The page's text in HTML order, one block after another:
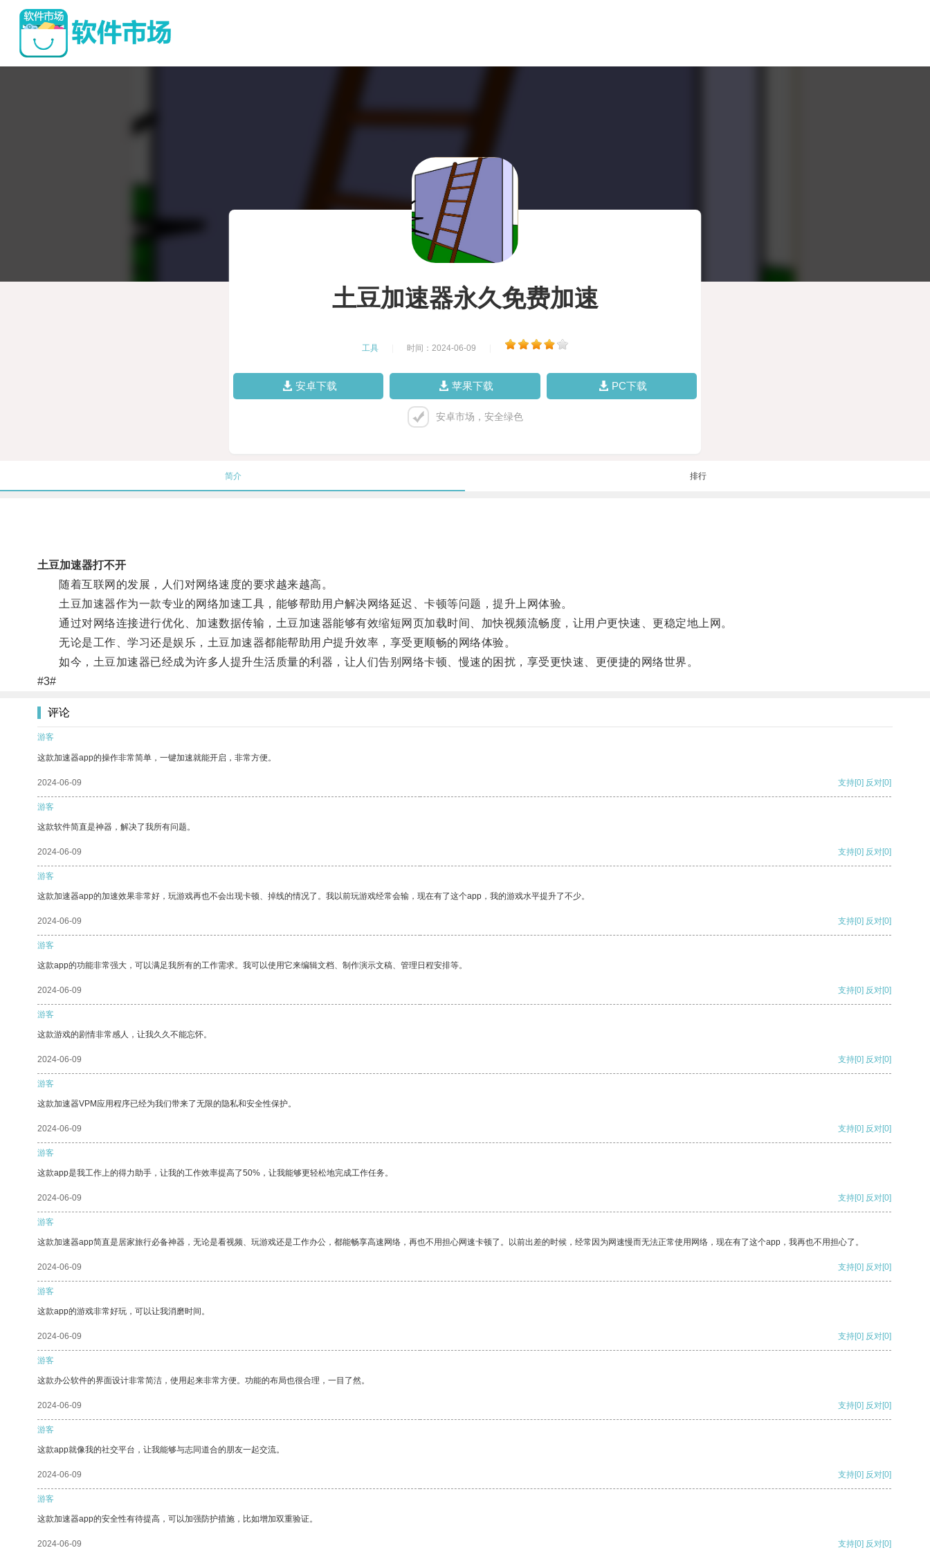
土豆加速器永久免费加速
工具 时间：2024-06-09
安卓下载 苹果下载 PC下载
安卓市场，安全绿色
简介 排行
土豆加速器打不开
随着互联网的发展，人们对网络速度的要求越来越高。
土豆加速器作为一款专业的网络加速工具，能够帮助用户解决网络延迟、卡顿等问题，提升上网体验。
通过对网络连接进行优化、加速数据传输，土豆加速器能够有效缩短网页加载时间、加快视频流畅度，让用户更快速、更稳定地上网。
无论是工作、学习还是娱乐，土豆加速器都能帮助用户提升效率，享受更顺畅的网络体验。
如今，土豆加速器已经成为许多人提升生活质量的利器，让人们告别网络卡顿、慢速的困扰，享受更快速、更便捷的网络世界。
#3#
评论
游客
这款加速器app的操作非常简单，一键加速就能开启，非常方便。
2024-06-09 支持[0] 反对[0]
游客
这款软件简直是神器，解决了我所有问题。
2024-06-09 支持[0] 反对[0]
游客
这款加速器app的加速效果非常好，玩游戏再也不会出现卡顿、掉线的情况了。我以前玩游戏经常会输，现在有了这个app，我的游戏水平提升了不少。
2024-06-09 支持[0] 反对[0]
游客
这款app的功能非常强大，可以满足我所有的工作需求。我可以使用它来编辑文档、制作演示文稿、管理日程安排等。
2024-06-09 支持[0] 反对[0]
游客
这款游戏的剧情非常感人，让我久久不能忘怀。
2024-06-09 支持[0] 反对[0]
游客
这款加速器VPM应用程序已经为我们带来了无限的隐私和安全性保护。
2024-06-09 支持[0] 反对[0]
游客
这款app是我工作上的得力助手，让我的工作效率提高了50%，让我能够更轻松地完成工作任务。
2024-06-09 支持[0] 反对[0]
游客
这款加速器app简直是居家旅行必备神器，无论是看视频、玩游戏还是工作办公，都能畅享高速网络，再也不用担心网速卡顿了。以前出差的时候，经常因为网速慢而无法正常使用网络，现在有了这个app，我再也不用担心了。
2024-06-09 支持[0] 反对[0]
游客
这款app的游戏非常好玩，可以让我消磨时间。
2024-06-09 支持[0] 反对[0]
游客
这款办公软件的界面设计非常简洁，使用起来非常方便。功能的布局也很合理，一目了然。
2024-06-09 支持[0] 反对[0]
游客
这款app就像我的社交平台，让我能够与志同道合的朋友一起交流。
2024-06-09 支持[0] 反对[0]
游客
这款加速器app的安全性有待提高，可以加强防护措施，比如增加双重验证。
2024-06-09 支持[0] 反对[0]